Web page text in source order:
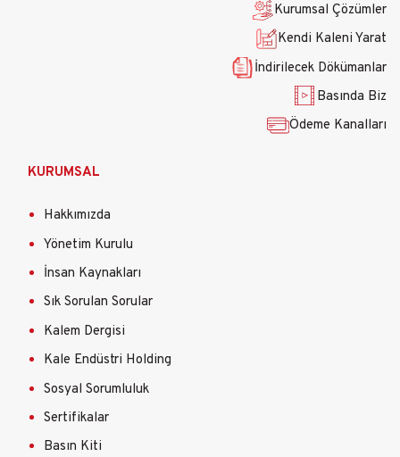
Kurumsal Çözümler
Kendi Kaleni Yarat
İndirilecek Dökümanlar
Basında Biz
Ödeme Kanalları
KURUMSAL
Hakkımızda
Yönetim Kurulu
İnsan Kaynakları
Sık Sorulan Sorular
Kalem Dergisi
Kale Endüstri Holding
Sosyal Sorumluluk
Sertifikalar
Basın Kiti